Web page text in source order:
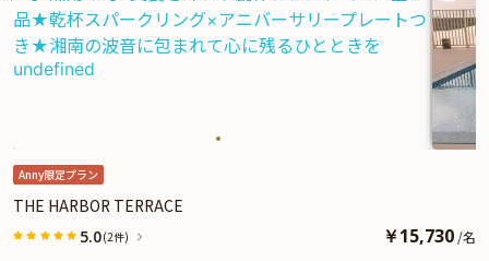
開放感あふれる空間、五感を満たすグリル料理、そして横浜の夜景に包まれな
がら、大切な人と過ごす特別なアニバーサリー。日常から解き放たれた至福の
時間が、ここにはあります。
Anny限定プラン
THE HARBOR TERRACE
5.0(2件) ￥15,730 /名